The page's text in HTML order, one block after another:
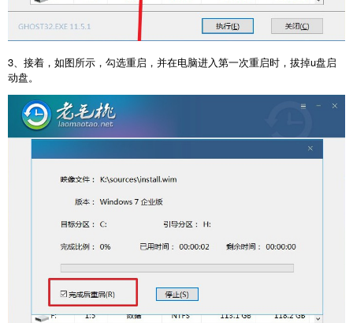
3、接着，如图所示，勾选重启，并在电脑进入第一次重启时，拔掉u盘启
动盘。